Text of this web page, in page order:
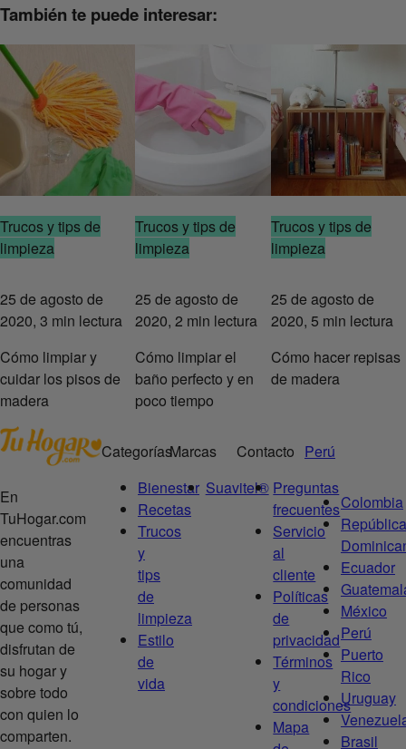
También te puede interesar:
Trucos y tips de
limpieza
25 de agosto de
2020, 3 min lectura
Cómo limpiar y
cuidar los pisos de
madera
Trucos y tips de
limpieza
25 de agosto de
2020, 2 min lectura
Cómo limpiar el
baño perfecto y en
poco tiempo
Trucos y tips de
limpieza
25 de agosto de
2020, 5 min lectura
Cómo hacer repisas
de madera
En
TuHogar.com
encuentras
una
comunidad
de personas
que como tú,
disfrutan de
su hogar y
sobre todo
con quien lo
comparten.
Categorías
Bienestar
Recetas
Trucos
y
tips
de
limpieza
Estilo
de
vida
Marcas
Suavitel®
Contacto
Preguntas
frecuentes
Servicio
al
cliente
Políticas
de
privacidad
Términos
y
condiciones
Mapa
Perú
Colombia
República
Ecuador
México
Perú
Puerto
Rico
Uruguay
Brasil